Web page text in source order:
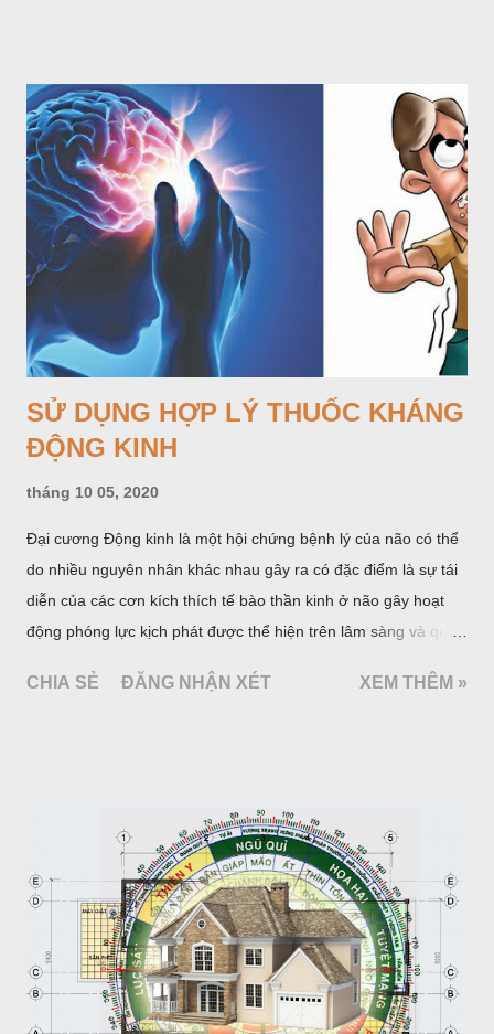
Việt Nam. Tuy nhiên đây lại là một nhóm thuốc bị lạm dụng
nhiều nhất. Hậu quả làm gia tăng tỷ lệ kháng kháng sinh và
mất đi những thuốc có chỉ số Hiệu quả/An toàn cao trong điều
trị nhiễm khuẩn trong khi số kháng sinh mới được đưa thêm
vào thị trường rất ít. Cách tốt nhất để giảm tỷ lệ kháng kháng
sinh là tuân thủ các nguyên tắc sử dụng kháng sinh hợp lý.
SỬ DỤNG HỢP LÝ THUỐC KHÁNG
ĐỘNG KINH
tháng 10 05, 2020
Đại cương Động kinh là một hội chứng bệnh lý của não có thể
do nhiều nguyên nhân khác nhau gây ra có đặc điểm là sự tái
diễn của các cơn kích thích tế bào thần kinh ở não gây hoạt
động phóng lực kịch phát được thể hiện trên lâm sàng và qua
thế giới mắc động kinh. Hàng năm ước có 20 - 25 trường hợp
(ILAE) cho biết hiện ước tính có 50 triệu người bệnh động kinh
trên thế giới trong đó 80% thuộc các nước đang phát triển. Ở
các nước phát triển tỷ lệ mới phát hiện hàng năm là 24 - 53 đối
với 100 000 người, còn ở các nước đang phát triển là 49,3 -
190 đối với 100 000 người.
CHIA SẺ ĐĂNG NHẬN XÉT XEM THÊM »